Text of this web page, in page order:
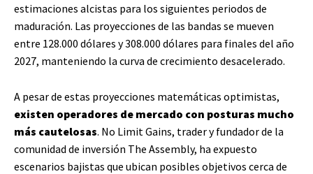
estimaciones alcistas para los siguientes periodos de
maduración. Las proyecciones de las bandas se mueven
entre 128.000 dólares y 308.000 dólares para finales del año
2027, manteniendo la curva de crecimiento desacelerado.
A pesar de estas proyecciones matemáticas optimistas,
existen operadores de mercado con posturas mucho
más cautelosas. No Limit Gains, trader y fundador de la
comunidad de inversión The Assembly, ha expuesto
escenarios bajistas que ubican posibles objetivos cerca de